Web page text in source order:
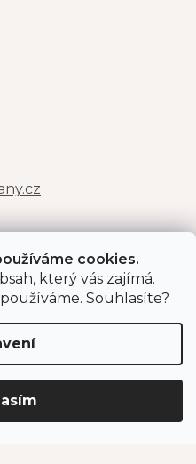
cookies.
který vás zajímá.
Souhlasíte?